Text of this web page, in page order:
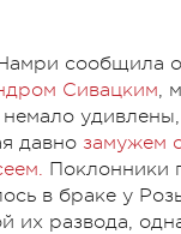
сообщила
Сивацким,
удивлены,
давно замужем
Поклонники
в браке у
их развода,